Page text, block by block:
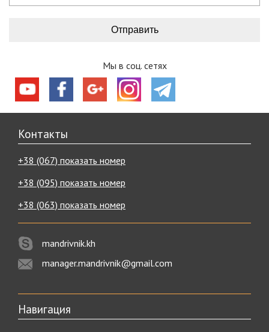
Мы в соц. сетях
Контакты
+38 (067) показать номер
+38 (095) показать номер
+38 (063) показать номер
mandrivnik.kh
manager.mandrivnik@gmail.com
Навигация